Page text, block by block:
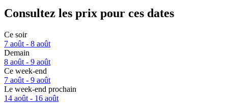
Consultez les prix pour ces dates
Ce soir
7 août - 8 août
Demain
8 août - 9 août
Ce week-end
7 août - 9 août
Le week-end prochain
14 août - 16 août